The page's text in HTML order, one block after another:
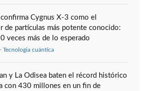
confirma Cygnus X-3 como el
de partículas más potente conocido:
veces más de lo esperado
Tecnologia cuántica
y La Odisea baten el récord histórico
con 430 millones en un fin de